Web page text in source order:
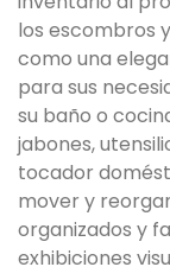
los escombros
como una
para sus
su baño o
jabones,
tocador
mover y
organizados y
exhibiciones